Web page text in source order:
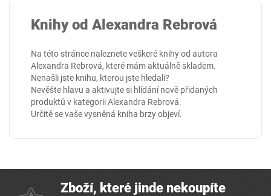
Knihy od Alexandra Rebrová
Na této stránce naleznete veškeré knihy od autora
Alexandra Rebrová, které mám aktuálně skladem.
Nenašli jste knihu, kterou jste hledali?
Nevěšte hlavu a aktivujte si hlídání nově přidaných
produktů v kategoriiAlexandra Rebrová.
Určitě se vaše vysněná kniha brzy objeví.
Zboží, které jinde nekoupíte